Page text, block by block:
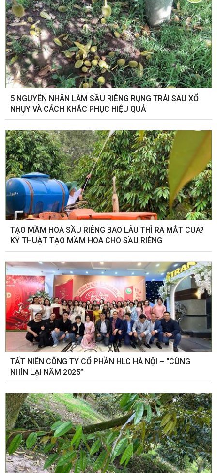
5 NGUYÊN NHÂN LÀM SẦU RIÊNG RỤNG TRÁI SAU XỔ
NHỤY VÀ CÁCH KHẮC PHỤC HIỆU QUẢ
TẠO MẦM HOA SẦU RIÊNG BAO LÂU THÌ RA MẮT CUA?
KỸ THUẬT TẠO MẦM HOA CHO SẦU RIÊNG
​TẤT NIÊN CÔNG TY CỔ PHẦN HLC HÀ NỘI – “CÙNG
NHÌN LẠI NĂM 2025”